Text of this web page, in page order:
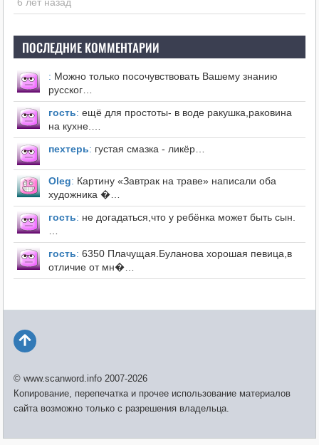
6 лет назад
ПОСЛЕДНИЕ КОММЕНТАРИИ
: Можно только посочувствовать Вашему знанию
русског…
гость: ещё для простоты- в воде ракушка,раковина
на кухне.…
пехтерь: густая смазка - ликёр…
Оleg: Картину «Завтрак на траве» написали оба
художника �…
гость: не догадаться,что у ребёнка может быть сын.
…
гость: 6350 Плачущая.Буланова хорошая певица,в
отличие от мн�…
© www.scanword.info 2007-2026
Копирование, перепечатка и прочее использование материалов
сайта возможно только с разрешения владельца.